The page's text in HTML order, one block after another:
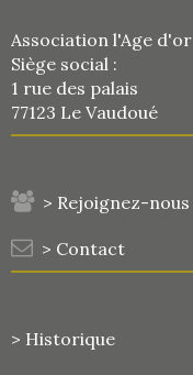
Association l'Age d'or
Siège social :
1 rue des palais
77123 Le Vaudoué
> Rejoignez-nous
> Contact
> Historique